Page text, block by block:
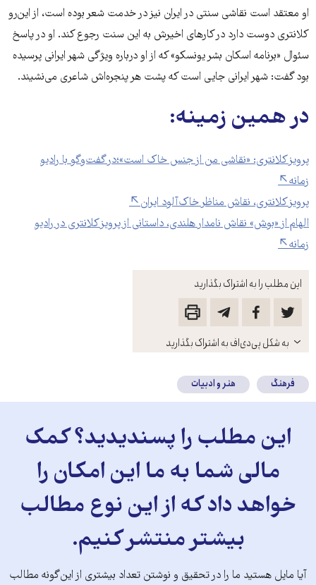
این مطلب را به اشتراک بگذارید
باز
کنید
به شکل پی‌دی‌اف به اشتراک بگذارید
او معتقد است نقاشی سنتی در ایران نیز در خدمت شعر بوده است، از این‌رو
کلانتری دوست دارد در کارهای اخیرش به این سنت رجوع کند. او در پاسخ
سئوال «برنامه اسکان بشر یونسکو» که از او درباره ویژگی شهر ایرانی پرسیده
بود گفت: شهر ایرانی جایی است که پشت هر پنجره‌اش شاعری می‌نشیند.
در همین زمینه:
پرویز کلانتری: «نقاشی من از جنس خاک است»؛در گفت‌و‌گو با رادیو
زمانه
پرویز کلانتری، نقاش مناظر خاک‌آلود ایران
الهام از «بوش» نقاش نامدار هلندی، داستانی از پرویز کلانتری در رادیو
زمانه
فرهنگ هنر و ادبیات
این مطلب را پسندیدید؟ کمک
مالی شما به ما این امکان را
خواهد داد که از این نوع مطالب
بیشتر منتشر کنیم.
آیا مایل هستید ما را در تحقیق و نوشتن تعداد بیشتری از این‌گونه مطالب